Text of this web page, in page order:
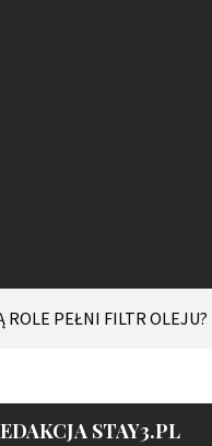
ROLE PEŁNI FILTR OLEJU?
STAY3.PL